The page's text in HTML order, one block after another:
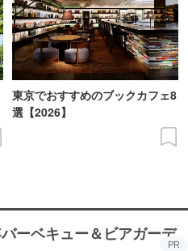
東京でおすすめのブックカフェ8
選【2026】
ーベキュー＆ビアガーデ
PR